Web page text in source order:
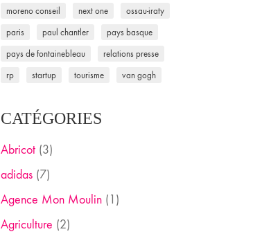
moreno conseil next one ossau-iraty
paris paul chantler pays basque
pays de fontainebleau relations presse
rp startup tourisme van gogh
CATÉGORIES
Abricot(3)
adidas(7)
Agence Mon Moulin(1)
Agriculture (2)